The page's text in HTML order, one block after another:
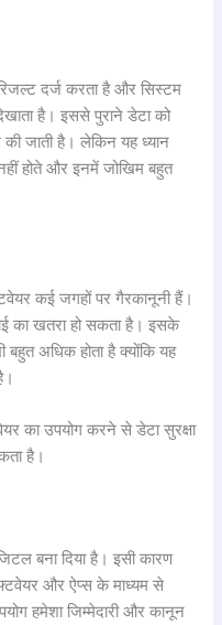
दर्ज करता है और सिस्टम
है। इससे पुराने डेटा को
जाती है। लेकिन यह ध्यान
होते और इनमें जोखिम बहुत
कई जगहों पर गैरकानूनी हैं।
का खतरा हो सकता है। इसके
अधिक होता है क्योंकि यह
का उपयोग करने से डेटा सुरक्षा
है।
बना दिया है। इसी कारण
और ऐप्स के माध्यम से
हमेशा जिम्मेदारी और कानून